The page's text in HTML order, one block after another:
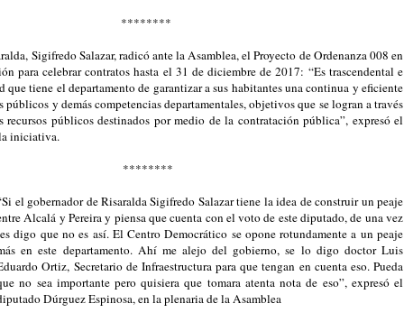
********
Sigifredo Salazar, radicó ante la Asamblea, el Proyecto de Ordenanza 008 en
para celebrar contratos hasta el 31 de diciembre de 2017: “Es trascendental e
que tiene el departamento de garantizar a sus habitantes una continua y eficiente
públicos y demás competencias departamentales, objetivos que se logran a través
públicos destinados por medio de la contratación pública”, expresó el
iniciativa.
********
el gobernador de Risaralda Sigifredo Salazar tiene la idea de construir un peaje
Alcalá y Pereira y piensa que cuenta con el voto de este diputado, de una vez
digo que no es así. El Centro Democrático se opone rotundamente a un peaje
en este departamento. Ahí me alejo del gobierno, se lo digo doctor Luis
Ortiz, Secretario de Infraestructura para que tengan en cuenta eso. Pueda
no sea importante pero quisiera que tomara atenta nota de eso”, expresó el
Dúrguez Espinosa, en la plenaria de la Asamblea